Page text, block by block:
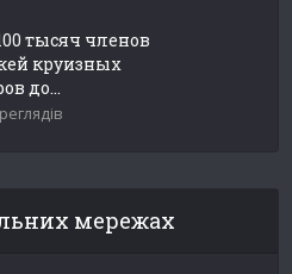
тысяч членов
круизных
до...
мережах